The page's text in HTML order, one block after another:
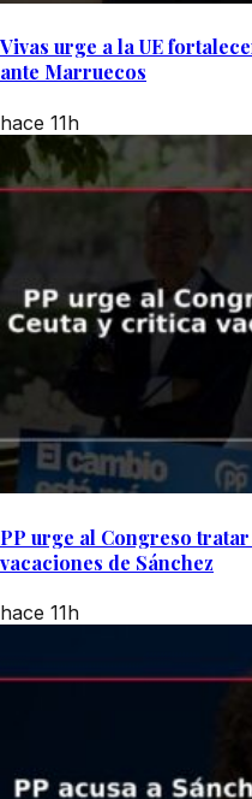
Vivas urge a la UE
ante Marruecos
hace 11h
PP urge al Congreso
vacaciones de Sánchez
hace 11h